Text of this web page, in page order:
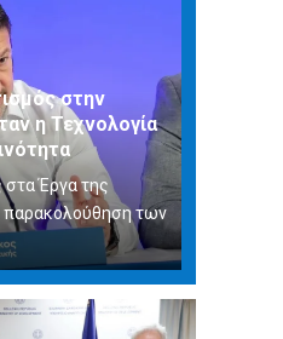
στην
η Τεχνολογία
στα Έργα της
παρακολούθηση των